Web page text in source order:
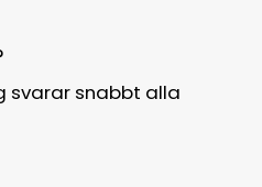
svarar snabbt alla